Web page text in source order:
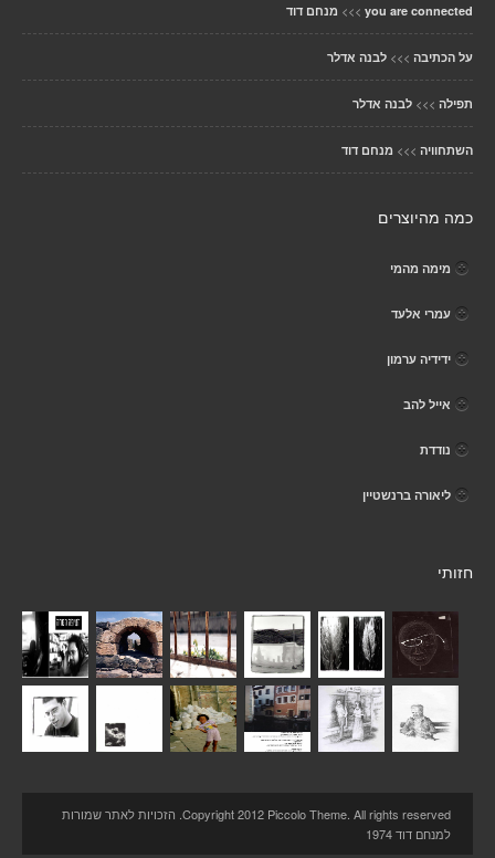
you are connected
>>> מנחם דוד
על הכתיבה >>> לבנה אדלר
תפילה >>> לבנה אדלר
השתחוויה >>> מנחם דוד
כמה מהיוצרים
מימה מהמי
עמרי אלעד
ידידיה ערמון
אייל להב
נודדת
ליאורה ברנשטיין
חזותי
Copyright 2012 Piccolo Theme. All rights reserved. הזכויות לאתר שמורות
למנחם דוד 1974